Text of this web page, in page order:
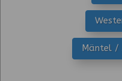
Mäntel /